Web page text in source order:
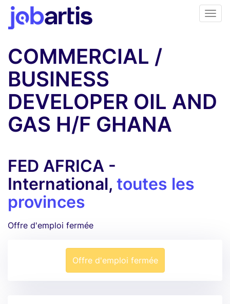
COMMERCIAL /
BUSINESS
DEVELOPER OIL AND
GAS H/F GHANA
FED AFRICA -
International, toutes les
provinces
Offre d'emploi fermée
Offre d'emploi fermée